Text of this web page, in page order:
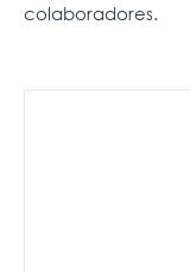
colaboradores.